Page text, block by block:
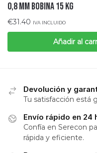
0,8 mm bobina 15 kg
€31.40 IVA INCLUIDO
Añadir al
Devolución y
Tu satisfacción está
Envío rápido en 24
Confía en Serecon
rápida y eficiente.